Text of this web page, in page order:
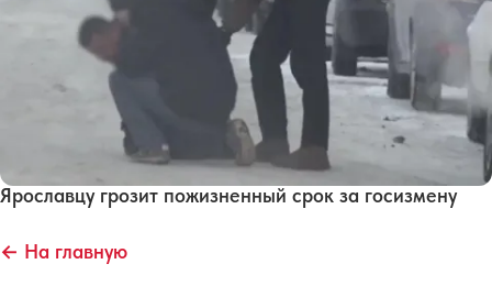
Ярославцу грозит пожизненный срок за госизмену
← На главную